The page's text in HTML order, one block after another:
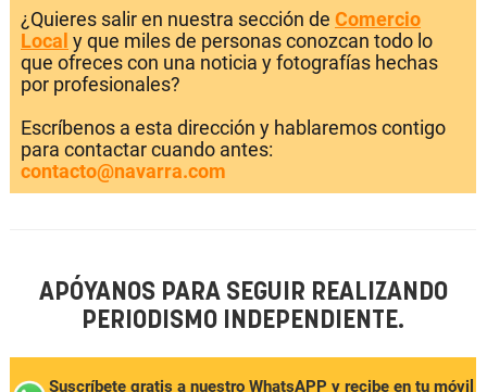
¿Quieres salir en nuestra sección de Comercio
Local y que miles de personas conozcan todo lo
que ofreces con una noticia y fotografías hechas
por profesionales?
Escríbenos a esta dirección y hablaremos contigo
para contactar cuando antes:
contacto@navarra.com
APÓYANOS PARA SEGUIR REALIZANDO
PERIODISMO INDEPENDIENTE.
Suscríbete gratis a nuestro WhatsAPP y recibe en tu móvil